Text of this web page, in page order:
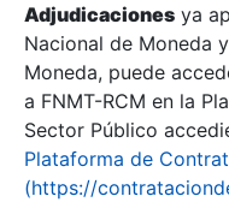
Adjudicaciones ya
Nacional de Moneda
Moneda, puede
a FNMT-RCM en la
Sector Público
Plataforma de
(https://